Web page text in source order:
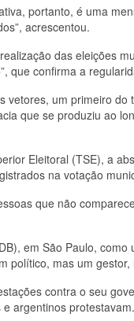
portanto, é uma
acrescentou.
das eleições
que confirma a
vetores, um primeiro
que se produziu ao
Eleitoral (TSE), a
na votação
que não
em São Paulo,
político, mas um
contra o seu
argentinos protestavam.